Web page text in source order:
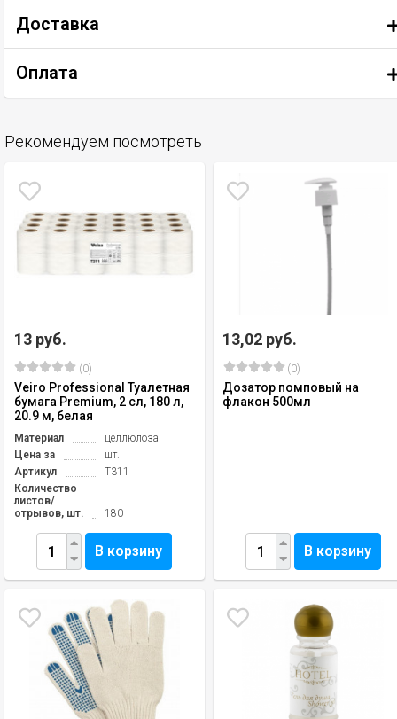
Доставка
Оплата
Рекомендуем посмотреть
13 руб.
(0)
Veiro Professional Туалетная
бумага Premium, 2 сл, 180 л,
20.9 м, белая
Материал
целлюлоза
Цена за
шт.
Артикул
Т311
Количество
листов/
отрывов, шт.
180
В корзину
13,02 руб.
(0)
Дозатор помповый на
флакон 500мл
В корзину